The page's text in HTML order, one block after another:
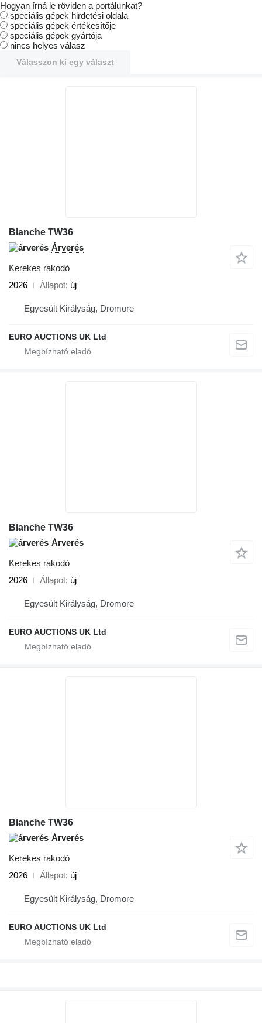
Hogyan írná le röviden a portálunkat?
speciális gépek hirdetési oldala
speciális gépek értékesítője
speciális gépek gyártója
nincs helyes válasz
Válasszon ki egy választ
Blanche TW36
Árverés
Kerekes rakodó
2026
Állapot új
Egyesült Királyság, Dromore
EURO AUCTIONS UK Ltd
Blanche TW36
Árverés
Kerekes rakodó
2026
Állapot új
Egyesült Királyság, Dromore
EURO AUCTIONS UK Ltd
Blanche TW36
Árverés
Kerekes rakodó
2026
Állapot új
Egyesült Királyság, Dromore
EURO AUCTIONS UK Ltd